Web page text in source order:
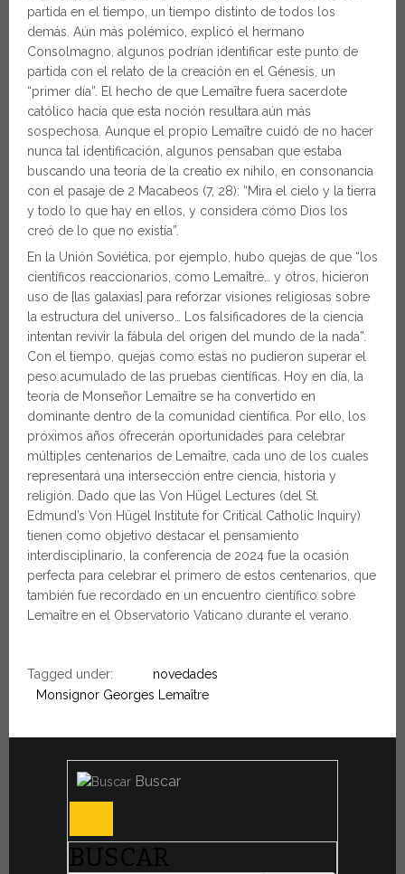
partida en el tiempo, un tiempo distinto de todos los
demás. Aún más polémico, explicó el hermano
Consolmagno, algunos podrían identificar este punto de
partida con el relato de la creación en el Génesis, un
“primer día”. El hecho de que Lemaître fuera sacerdote
católico hacía que esta noción resultara aún más
sospechosa. Aunque el propio Lemaître cuidó de no hacer
nunca tal identificación, algunos pensaban que estaba
buscando una teoría de la creatio ex nihilo, en consonancia
con el pasaje de 2 Macabeos (7, 28): “Mira el cielo y la tierra
y todo lo que hay en ellos, y considera cómo Dios los
creó de lo que no existía”.
En la Unión Soviética, por ejemplo, hubo quejas de que “los
científicos reaccionarios, como Lemaître… y otros, hicieron
uso de [las galaxias] para reforzar visiones religiosas sobre
la estructura del universo… Los falsificadores de la ciencia
intentan revivir la fábula del origen del mundo de la nada”.
Con el tiempo, quejas como estas no pudieron superar el
peso acumulado de las pruebas científicas. Hoy en día, la
teoría de Monseñor Lemaître se ha convertido en
dominante dentro de la comunidad científica. Por ello, los
próximos años ofrecerán oportunidades para celebrar
múltiples centenarios de Lemaître, cada uno de los cuales
representará una intersección entre ciencia, historia y
religión. Dado que las Von Hügel Lectures (del St.
Edmund’s Von Hügel Institute for Critical Catholic Inquiry)
tienen como objetivo destacar el pensamiento
interdisciplinario, la conferencia de 2024 fue la ocasión
perfecta para celebrar el primero de estos centenarios, que
también fue recordado en un encuentro científico sobre
Lemaître en el Observatorio Vaticano durante el verano.
Tagged under:
novedades
Monsignor Georges Lemaître
Buscar
BUSCAR